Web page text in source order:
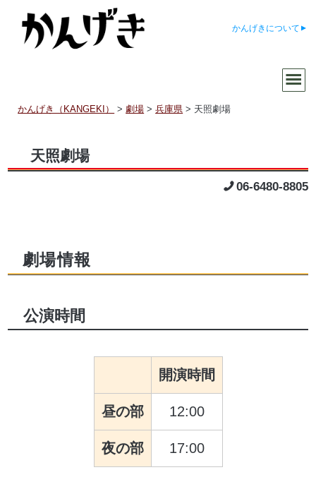
かんげきについて
かんげき（KANGEKI） >劇場 >兵庫県 > 天照劇場
天照劇場
06-6480-8805
劇場情報
公演時間
開演時間
昼の部 12:00
夜の部 17:00